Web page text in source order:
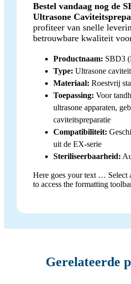
Bestel vandaag nog de
Ultrasone
profiteer van snelle
betrouwbare kwaliteit
Productnaam: SBD3
Type: Ultrasone
Materiaal: Roestvrij
Toepassing: Voor
ultrasone apparaten,
caviteitspreparatie
Compatibiliteit:
uit de EX-serie
Steriliseerbaarheid:
Here goes your text … Select
to access the formatting
Gerelateerde